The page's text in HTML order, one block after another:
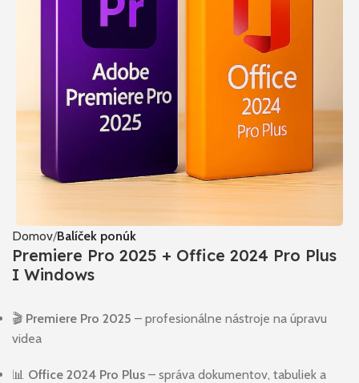
Domov Balíček ponúk
Premiere Pro 2025 + Office 2024 Pro Plus
I Windows
🎬 Premiere Pro 2025 – profesionálne nástroje na úpravu
videa
📊 Office 2024 Pro Plus – správa dokumentov, tabuliek a